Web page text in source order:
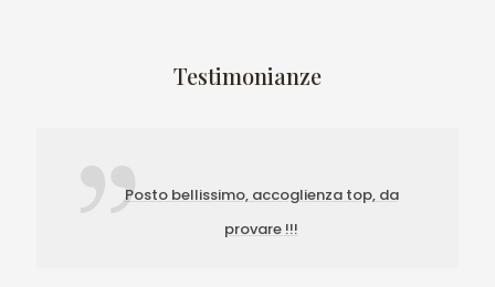
Testimonianze
Posto bellissimo, accoglienza top, da
provare !!!